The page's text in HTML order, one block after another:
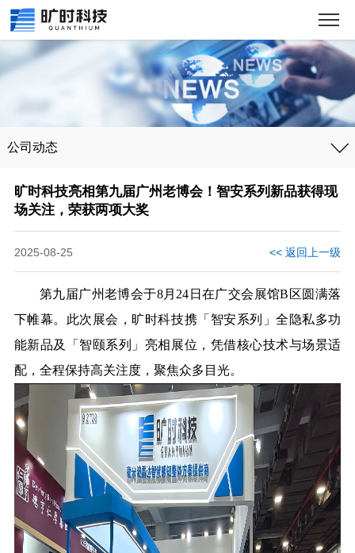
公司动态
旷时科技亮相第九届广州老博会！智安系列新品获得现
场关注，荣获两项大奖
2025-08-25 << 返回上一级
第九届广州老博会于8月24日在广交会展馆B区圆满落
下帷幕。此次展会，旷时科技携「智安系列」全隐私多功
能新品及「智颐系列」亮相展位，凭借核心技术与场景适
配，全程保持高关注度，聚焦众多目光。